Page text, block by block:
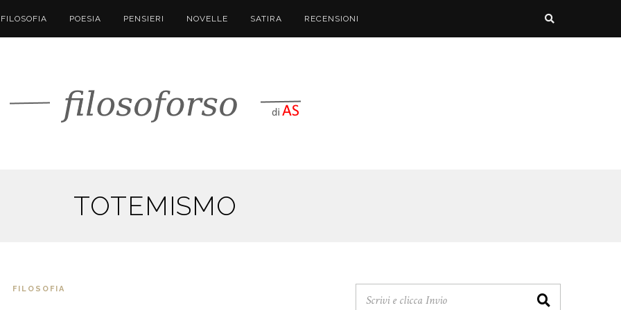
FILOSOFIA POESIA PENSIERI NOVELLE SATIRA RECENSIONI
TOTEMISMO
FILOSOFIA